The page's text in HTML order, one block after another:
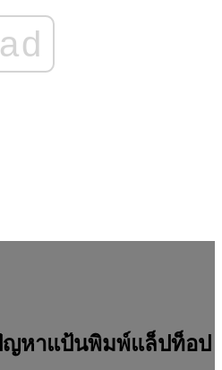
ad
หาแป้นพิมพ์แล็ปท็อป